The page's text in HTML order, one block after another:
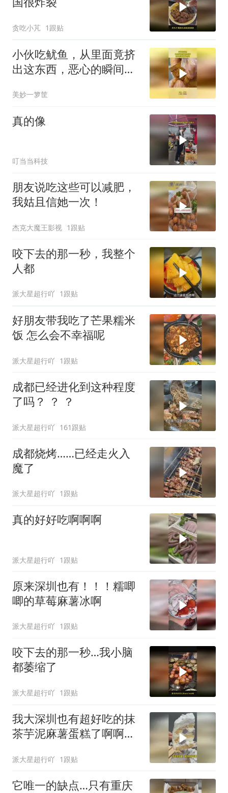
贪吃小芃 1跟贴
小伙吃鱿鱼，从里面竟挤
出这东西，恶心的瞬间不
美妙一箩筐
真的像
叮当当科技
朋友说吃这些可以减肥，
我姑且信她一次！
杰克大魔王影视 1跟贴
咬下去的那一秒，我整个
人都
派大星超行吖 1跟贴
好朋友带我吃了芒果糯米
饭 怎么会不幸福呢
派大星超行吖 1跟贴
成都已经进化到这种程度
了吗？ ？ ？
派大星超行吖 161跟贴
成都烧烤……已经走火入
魔了
派大星超行吖 1跟贴
真的好好吃啊啊啊
派大星超行吖 1跟贴
原来深圳也有！！！糯唧
唧的草莓麻薯冰啊
派大星超行吖 1跟贴
咬下去的那一秒…我小脑
都萎缩了
派大星超行吖 1跟贴
我大深圳也有超好吃的抹
茶芋泥麻薯蛋糕了啊啊
派大星超行吖 1跟贴
它唯一的缺点…只有重庆